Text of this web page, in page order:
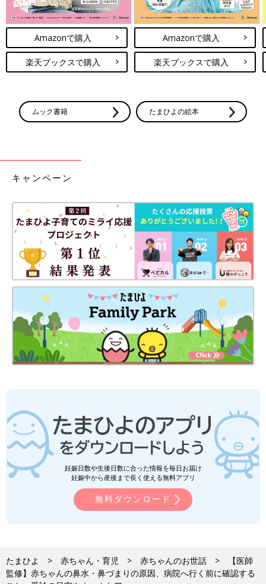
Amazonで購入
楽天ブックスで購入
Amazonで購入
楽天ブックスで購入
ムック書籍 たまひよの絵本
キャンペーン
妊娠日数や生後日数に合った情報を毎日お届け
妊娠中から産後まで長く使える無料アプリ
無料ダウンロード
たまひよ 赤ちゃん・育児 赤ちゃんのお世話
【医師
監修】赤ちゃんの鼻水・鼻づまりの原因、病院へ行く前に確認する